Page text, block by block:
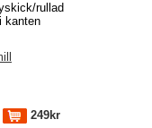
rullad
kanten
249kr